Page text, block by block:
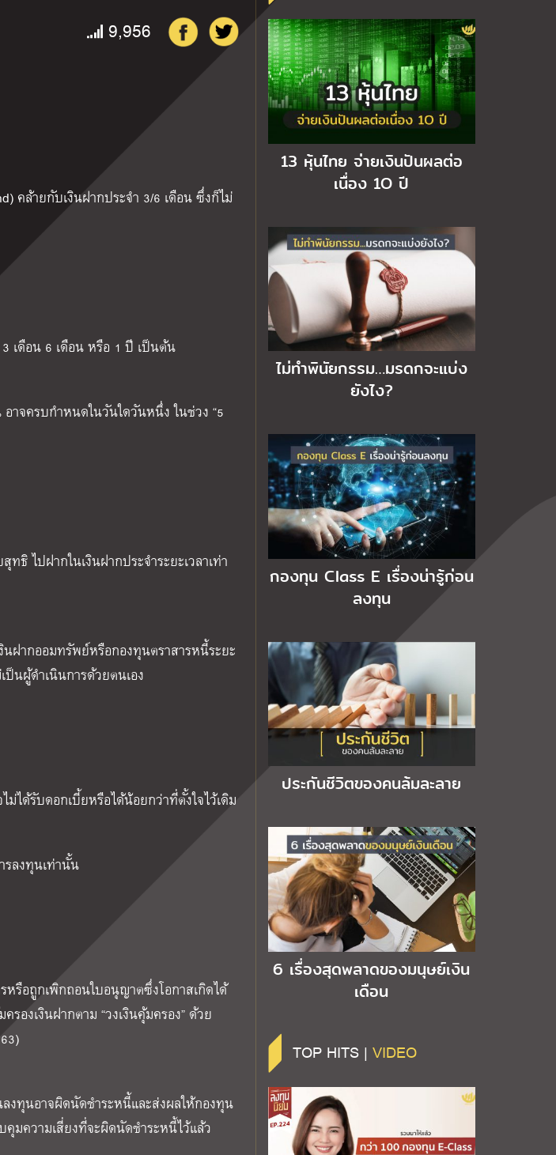
9,956
คล้ายกับเงินฝากประจำ 3/6 เดือน ซึ่งก็ไม่
3 เดือน 6 เดือน หรือ 1 ปี เป็นต้น
อาจครบกำหนดในวันใดวันหนึ่ง ในช่วง “5
ธิ ไปฝากในเงินฝากประจำระยะเวลาเท่า
ฝากออมทรัพย์หรือกองทุนตราสารหนี้ระยะ
ป็นผู้ดำเนินการด้วยตนเอง
ม่ได้รับดอกเบี้ยหรือได้น้อยกว่าที่ตั้งใจไว้เดิม
ลงทุนเท่านั้น
หรือถูกเพิกถอนใบอนุญาตซึ่งโอกาสเกิดได้
รองเงินฝากตาม “วงเงินคุ้มครอง” ด้วย
63)
งทุนอาจผิดนัดชำระหนี้และส่งผลให้กองทุน
มความเสี่ยงที่จะผิดนัดชำระหนี้ไว้แล้ว
13 หุ้นไทย จ่ายเงินปันผลต่อ
เนื่อง 1O ปี
ไม่ทำพินัยกรรม…มรดกจะแบ่ง
ยังไง?
กองทุน Class E เรื่องน่ารู้ก่อน
ลงทุน
ประกันชีวิตของคนล้มละลาย
6 เรื่องสุดพลาดของมนุษย์เงิน
เดือน
TOP HITS | VIDEO